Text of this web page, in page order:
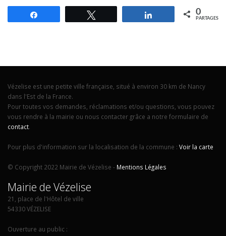
Partagez 0
PARTAGES
Vézelise est une petite ville française, situé à environ 30 km de Nancy
dans l'Est de la France.
Pour toutes vos demandes, réclamations et/ou questions, vous pouvez
vous rendre à la mairie ou nous contacter grâce a notre formulaire de
contact.
Pour plus d'information sur la localisation de la commune : Voir la carte
© Copyright 2022 Mairie de Vézelise - Mentions Légales
Mairie de Vézelise
21, place de l'Hôtel de ville
54330 VÉZELISE
Ouverture au public :